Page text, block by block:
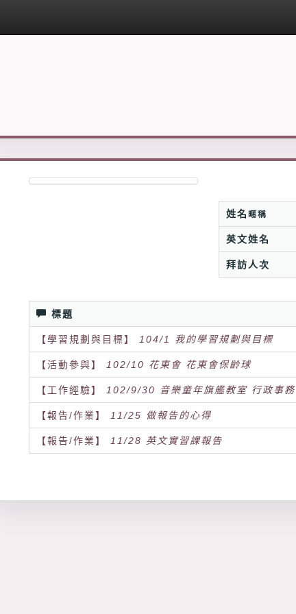
姓名暱稱
英文姓名
拜訪人次
標題
【學習規劃與目標】 104/1 我的學習規劃與目標
【活動參與】 102/10 花東會 花東會保齡球
【工作經驗】 102/9/30 音樂童年旗艦教室 行政事務
【報告/作業】 11/25 做報告的心得
【報告/作業】 11/28 英文實習課報告